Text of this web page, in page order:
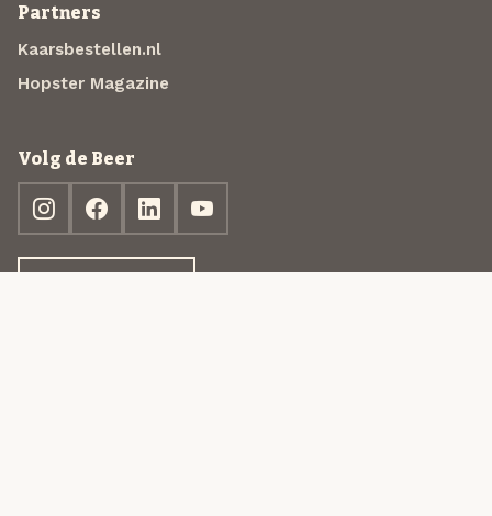
Partners
Kaarsbestellen.nl
Hopster Magazine
Volg de Beer